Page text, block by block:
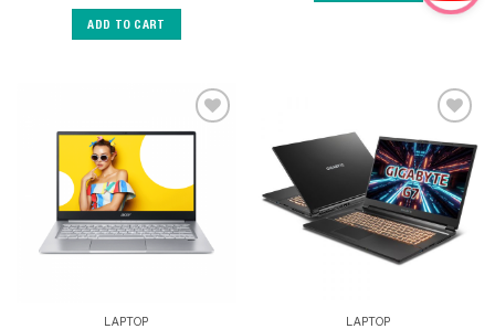
ADD TO CART
Add to
LAPTOP
Add to
Wishlist
LAPTOP